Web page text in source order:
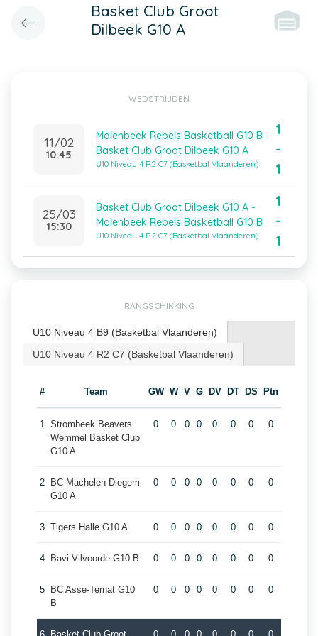
Basket Club Groot
Dilbeek G10 A
WEDSTRIJDEN
11/02
10:45
Molenbeek Rebels Basketball G10 B -
Basket Club Groot Dilbeek G10 A
U10 Niveau 4 R2 C7 (Basketbal Vlaanderen)
1
-
1
25/03
15:30
Basket Club Groot Dilbeek G10 A -
Molenbeek Rebels Basketball G10 B
U10 Niveau 4 R2 C7 (Basketbal Vlaanderen)
1
-
1
RANGSCHIKKING
U10 Niveau 4 B9 (Basketbal Vlaanderen)
U10 Niveau 4 R2 C7 (Basketbal Vlaanderen)
# Team GW W V G DV DT DS Ptn
1 Strombeek Beavers
Wemmel Basket Club
G10 A
0 0 0 0 0 0 0 0
2
BC Machelen-Diegem
G10 A
0 0 0 0 0 0 0 0
3 Tigers Halle G10 A 0 0 0 0 0 0 0 0
4 Bavi Vilvoorde G10 B 0 0 0 0 0 0 0 0
5
BC Asse-Ternat G10
B
0 0 0 0 0 0 0 0